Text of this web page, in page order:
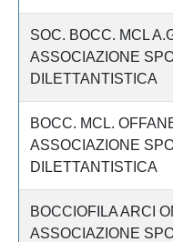
SOC. BOCC. MCL
ASSOCIAZIONE
DILETTANTISTICA
BOCC. MCL.
ASSOCIAZIONE
DILETTANTISTICA
BOCCIOFILA ARCI
ASSOCIAZIONE